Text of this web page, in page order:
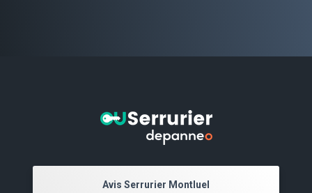
Avis Serrurier Montluel